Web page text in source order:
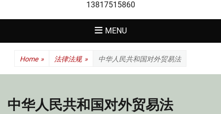
13817515860
MENU
Home » 法律法规 » 中华人民共和国对外贸易法
中华人民共和国对外贸易法